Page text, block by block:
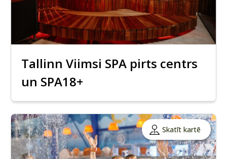
Tallinn Viimsi SPA pirts centrs
un SPA18+
Skatīt kartē